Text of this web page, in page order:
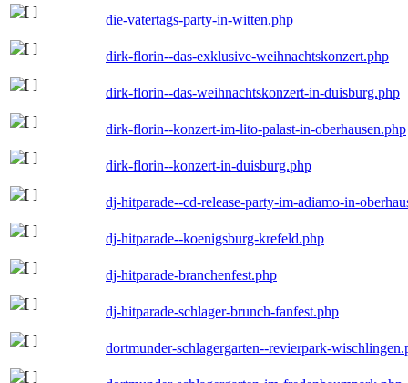
die-vatertags-party-in-witten.php
dirk-florin--das-exklusive-weihnachtskonzert.php
dirk-florin--das-weihnachtskonzert-in-duisburg.php
dirk-florin--konzert-im-lito-palast-in-oberhausen.php
dirk-florin--konzert-in-duisburg.php
dj-hitparade--cd-release-party-im-adiamo-in-
dj-hitparade--koenigsburg-krefeld.php
dj-hitparade-branchenfest.php
dj-hitparade-schlager-brunch-fanfest.php
dortmunder-schlagergarten--revierpark-